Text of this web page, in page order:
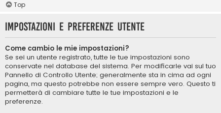
Top
Impostazioni e preferenze utente
Come cambio le mie impostazioni?
Se sei un utente registrato, tutte le tue impostazioni sono
conservate nel database del sistema. Per modificarle vai sul tuo
Pannello di Controllo Utente; generalmente sta in cima ad ogni
pagina, ma questo potrebbe non essere sempre vero. Questo ti
permetterà di cambiare tutte le tue impostazioni e le
preferenze.